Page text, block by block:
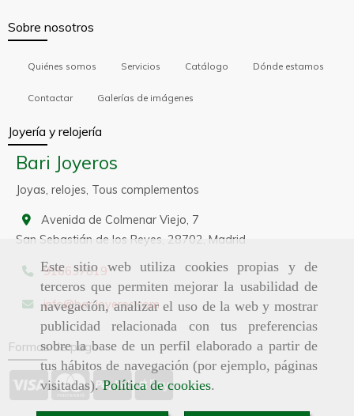
Este sitio web utiliza cookies propias y de
terceros que permiten mejorar la usabilidad de
navegación, analizar el uso de la web y mostrar
publicidad relacionada con tus preferencias
sobre la base de un perfil elaborado a partir de
tus hábitos de navegación (por ejemplo, páginas
visitadas).Política de cookies.
Sobre nosotros
Quiénes somos Servicios Catálogo Dónde estamos
Contactar Galerías de imágenes
Joyería y relojería
Bari Joyeros
Joyas, relojes, Tous complementos
Avenida de Colmenar Viejo, 7
San Sebastián de los Reyes, 28702, Madrid
916637819
info barijoyeros.com
Formas de pago